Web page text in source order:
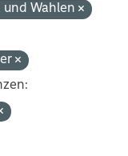
und Wahlen